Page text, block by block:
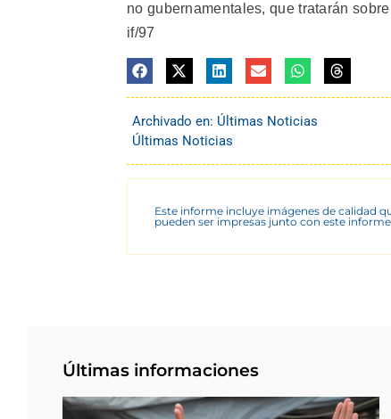
no gubernamentales, que tratarán
if/97
Archivado en: Últimas Noticias
Últimas Noticias
Este informe incluye imágenes de calidad
pueden ser impresas junto con este informe
Últimas informaciones